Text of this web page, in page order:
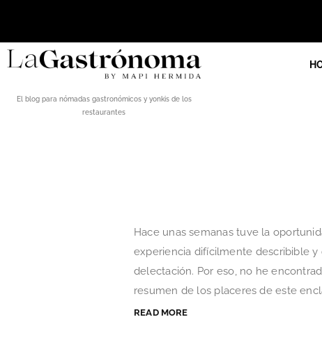
El blog para nómadas gastronómicos y yonkis de los
restaurantes
Hace unas semanas tuve la
experiencia difícilmente describible
delectación. Por eso, no he
resumen de los placeres de este
READ MORE